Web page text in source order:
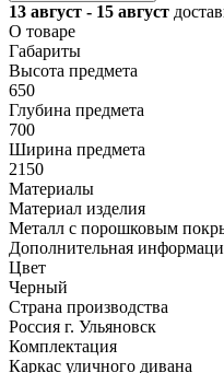
13 август - 15 август
О товаре
Габариты
Высота предмета
650
Глубина предмета
700
Ширина предмета
2150
Материалы
Материал изделия
Металл с порошковым
Дополнительная
Цвет
Черный
Страна производства
Россия г. Ульяновск
Комплектация
Каркас уличного дивана